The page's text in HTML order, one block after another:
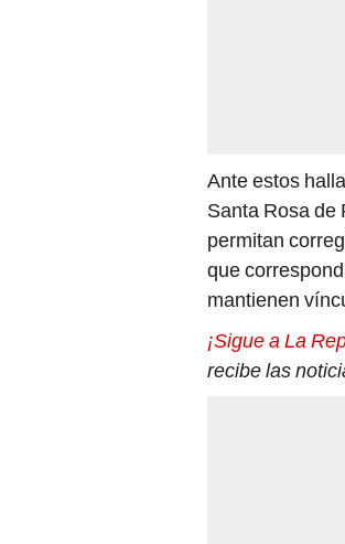
Ante estos
Santa Rosa de
permitan
que
mantienen
¡Sigue a La
recibe las